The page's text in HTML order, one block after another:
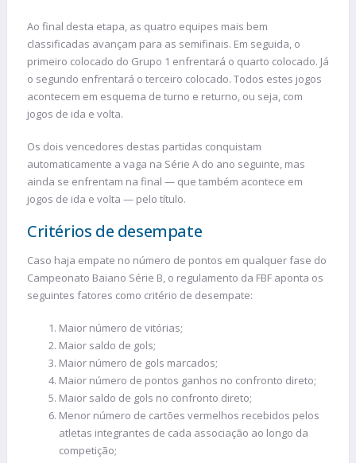
Ao final desta etapa, as quatro equipes mais bem
classificadas avançam para as semifinais. Em seguida, o
primeiro colocado do Grupo 1 enfrentará o quarto colocado. Já
o segundo enfrentará o terceiro colocado. Todos estes jogos
acontecem em esquema de turno e returno, ou seja, com
jogos de ida e volta.
Os dois vencedores destas partidas conquistam
automaticamente a vaga na Série A do ano seguinte, mas
ainda se enfrentam na final — que também acontece em
jogos de ida e volta — pelo título.
Critérios de desempate
Caso haja empate no número de pontos em qualquer fase do
Campeonato Baiano Série B, o regulamento da FBF aponta os
seguintes fatores como critério de desempate:
Maior número de vitórias;
Maior saldo de gols;
Maior número de gols marcados;
Maior número de pontos ganhos no confronto direto;
Maior saldo de gols no confronto direto;
Menor número de cartões vermelhos recebidos pelos
atletas integrantes de cada associação ao longo da
competição;